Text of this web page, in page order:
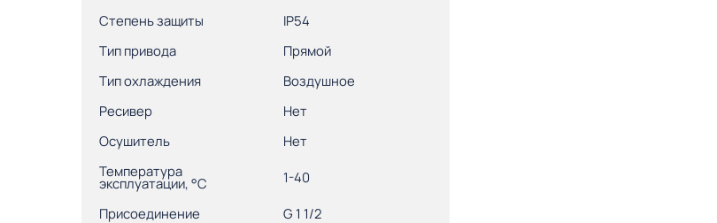
Степень защиты
IP54
Тип привода
Прямой
Тип охлаждения
Воздушное
Ресивер
Нет
Осушитель
Нет
Температура
эксплуатации, °С 1-40
Присоединение
G 1 1/2